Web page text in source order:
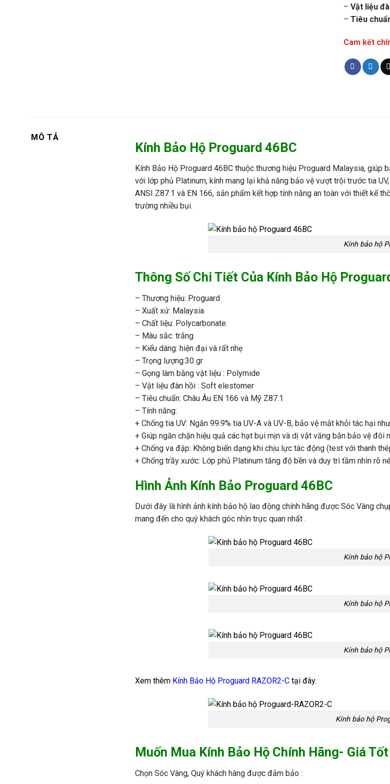
– Vật liệu
– Tiêu
Cam kết
MÔ TẢ
Kính Bảo Hộ Proguard 46BC
Kính Bảo Hộ Proguard 46BC thuộc thương hiệu Proguard Malaysia, giúp
với lớp phủ Platinum, kính mang lại khả năng bảo vệ vượt trội trước tia
ANSI Z87.1 và EN 166, sản phẩm kết hợp tính năng an toàn với thiết kế
trường nhiều bụi.
Kính bảo hộ
Thông Số Chi Tiết Của Kính Bảo Hộ
– Thương hiệu: Proguard
– Xuất xứ: Malaysia
– Chất liệu: Polycarbonate.
– Màu sắc: trắng
– Kiểu dáng: hiện đại và rất nhẹ
– Trọng lượng:30 gr
– Gọng làm bằng vật liệu : Polymide
– Vật liệu đàn hồi : Soft elestomer
– Tiêu chuẩn: Châu Âu EN 166 và Mỹ Z87.1
– Tính năng:
+ Chống tia UV: Ngăn 99.9% tia UV-A và UV-B, bảo vệ mắt khỏi tác hại
+ Giúp ngăn chặn hiệu quả các hạt bụi mịn và dị vật văng bắn bảo vệ đôi
+ Chống va đập: Không biến dạng khi chịu lực tác động (test với thanh
+ Chống trầy xước: Lớp phủ Platinum tăng độ bền và duy trì tầm nhìn rõ
Hình Ảnh Kính Bảo Proguard 46BC
Dưới đây là hình ảnh kính bảo hộ lao động chính hãng được Sóc Vàng
mang đến cho quý khách góc nhìn trực quan nhất .
Kính bảo hộ
Kính bảo hộ
Kính bảo hộ
Xem thêm Kính Bảo Hộ Proguard RAZOR2-C tại đây.
Kính bảo hộ
Muốn Mua Kính Bảo Hộ Chính Hãng- Giá
Chọn Sóc Vàng, Quý khách hàng được đảm bảo :